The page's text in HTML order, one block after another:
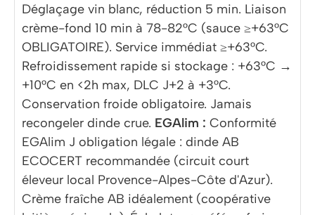
Déglaçage vin blanc, réduction 5 min. Liaison
crème-fond 10 min à 78-82°C (sauce ≥+63°C
OBLIGATOIRE). Service immédiat ≥+63°C.
Refroidissement rapide si stockage : +63°C →
+10°C en <2h max, DLC J+2 à +3°C.
Conservation froide obligatoire. Jamais
recongeler dinde crue. EGAlim : Conformité
EGAlim J obligation légale : dinde AB
ECOCERT recommandée (circuit court
éleveur local Provence-Alpes-Côte d'Azur).
Crème fraîche AB idéalement (coopérative